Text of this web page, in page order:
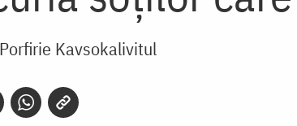
Kavsokalivitul